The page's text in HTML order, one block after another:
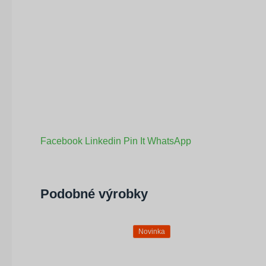
Facebook Linkedin Pin It WhatsApp
Podobné výrobky
Novinka